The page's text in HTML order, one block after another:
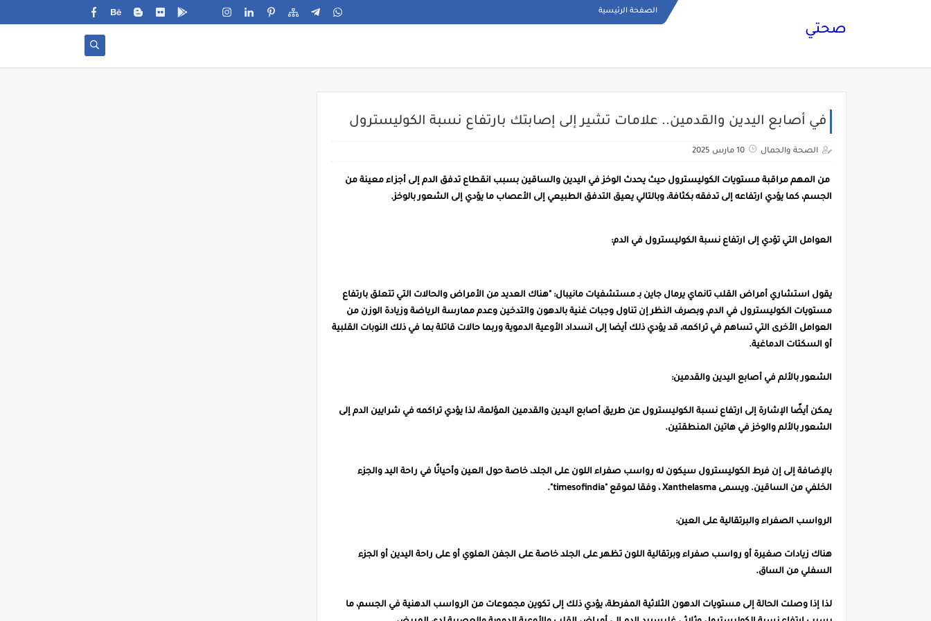
الصفحة الرئيسية
صحتي
في أصابع اليدين والقدمين.. علامات تشير إلى إصابتك بارتفاع نسبة الكوليسترول
الصحة والجمال 10 مارس 2025
من المهم مراقبة مستويات الكوليسترول حيث يحدث الوخز في اليدين والساقين بسبب انقطاع تدفق الدم إلى أجزاء معينة من
الجسم، كما يؤدي ارتفاعه إلى تدفقه بكثافة، وبالتالي يعيق التدفق الطبيعي إلى الأعصاب ما يؤدي إلى الشعور بالوخز.
العوامل التي تؤدي إلى ارتفاع نسبة الكوليسترول في الدم:
يقول استشاري أمراض القلب تانماي يرمال جاين بـ مستشفيات مانيبال: "هناك العديد من الأمراض والحالات التي تتعلق بارتفاع
مستويات الكوليسترول في الدم، وبصرف النظر إن تناول وجبات غنية بالدهون والتدخين وعدم ممارسة الرياضة وزيادة الوزن من
العوامل الأخرى التي تساهم في تراكمه، قد يؤدي ذلك أيضا إلى انسداد الأوعية الدموية وربما حالات قاتلة بما في ذلك النوبات القلبية
أو السكتات الدماغية.
الشعور بالألم في أصابع اليدين والقدمين:
يمكن أيضًا الإشارة إلى ارتفاع نسبة الكوليسترول عن طريق أصابع اليدين والقدمين المؤلمة، لذا يؤدي تراكمه في شرايين الدم إلى
الشعور بالألم والوخز في هاتين المنطقتين.
بالإضافة إلى إن فرط الكوليسترول سيكون له رواسب صفراء اللون على الجلد، خاصة حول العين وأحيانًا في راحة اليد والجزء
الخلفي من الساقين. ويسمى Xanthelasma ، وفقا لموقع "timesofindia".
الرواسب الصفراء والبرتقالية على العين:
هناك زيادات صغيرة أو رواسب صفراء وبرتقالية اللون تظهر على الجلد خاصة على الجفن العلوي أو على راحة اليدين أو الجزء
السفلي من الساق.
لذا إذا وصلت الحالة إلى مستويات الدهون الثلاثية المفرطة، يؤدي ذلك إلى تكوين مجموعات من الرواسب الدهنية في الجسم، ما